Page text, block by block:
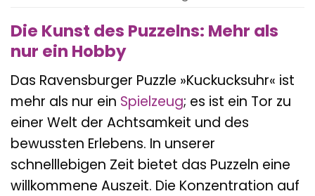
Die Kunst des Puzzelns: Mehr als
nur ein Hobby
Das Ravensburger Puzzle »Kuckucksuhr« ist
mehr als nur ein Spielzeug; es ist ein Tor zu
einer Welt der Achtsamkeit und des
bewussten Erlebens. In unserer
schnelllebigen Zeit bietet das Puzzeln eine
willkommene Auszeit. Die Konzentration auf